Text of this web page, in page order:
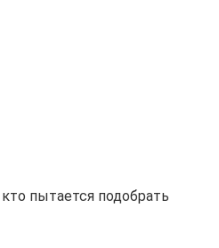
пытается подобрать